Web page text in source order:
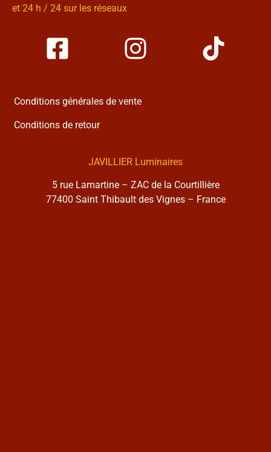
et 24 h / 24 sur les réseaux
Conditions générales de vente
Conditions de retour
JAVILLIER Luminaires
5 rue Lamartine – ZAC de la Courtillière
77400 Saint Thibault des Vignes – France